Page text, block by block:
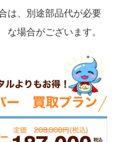
は、別途部品代が必要
な場合がございます。